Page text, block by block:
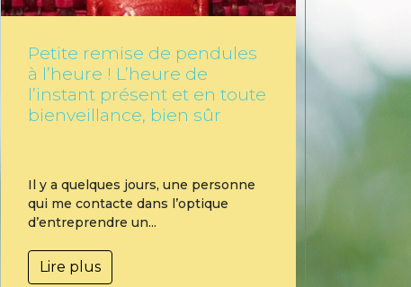
Petite remise de pendules
à l’heure ! L’heure de
l’instant présent et en toute
bienveillance, bien sûr
Il y a quelques jours, une personne
qui me contacte dans l’optique
d’entreprendre un...
Lire plus